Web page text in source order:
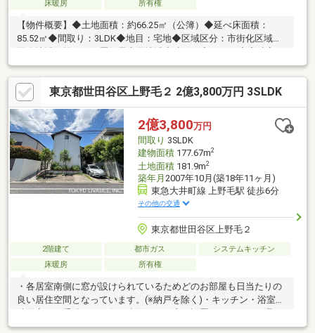
床暖房
所有権
【物件概要】◆土地面積：約66.25㎡（公簿）◆延べ床面積：
85.52㎡◆間取り：3LDK◆地目：宅地◆区域区分：市街化区域◆
150％◆高度地区：第１種高度地区◆防火指定：準防火地域◆構
造：軽量鉄骨造陸屋根葺２階建◆築年月：2022年５月◆土地権
利：所有権◆引渡：相談【アクセス】◆東急田園都市線「用賀」
駅南口まで徒歩６分◆東急田園都市線・大井町線「二子玉川」駅
西口まで徒歩18分
東京都世田谷区上野毛２ 2億3,800万円 3SLDK
2億3,800万円
間取り 3SLDK
建物面積177.67m2
土地面積181.9m2
築年月 2007年10月(築18年11ヶ月)
東急大井町線 上野毛駅 徒歩6分
その他の交通
東京都世田谷区上野毛２
2階建て 都市ガス
システムキッチン
床暖房
所有権
・各居室南側に窓が設けられているためどのお部屋も日当たりの
良い居住空間となっています。(※納戸を除く)・キッチン・浴室・
や臭いがこもりにくく、衛生的です。・2階の約10.4帖洋室には、